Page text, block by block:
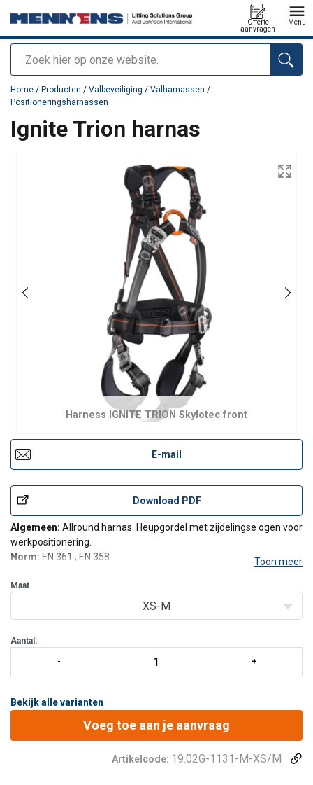
Zoeken
Offerte
aanvragen
Menu
toegevoegd aan uw offerte
Home / Producten / Valbeveiliging / Valharnassen /
Positioneringsharnassen
Ignite Trion harnas
Harness IGNITE TRION Skylotec front
E-mail
Download PDF
Algemeen: Allround harnas. Heupgordel met zijdelingse ogen voor
werkpositionering.
Norm: EN 361.; EN 358.
heupgordel.
Termijn
Toon meer
Maat
XS-M
Aantal:
Bekijk alle varianten
Voeg toe aan je aanvraag
Artikelcode: 19.02G-1131-M-XS/M